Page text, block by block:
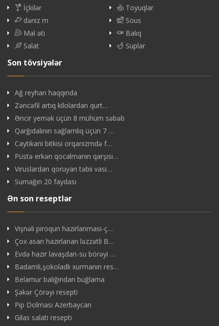
İçkilər
Toyuqlar
dəniz m
Sous
Mal əti
Balıq
Salat
Suplar
Son tövsiyələr
Ağ reyhan haqqında
Zəncəfil artıq kilolardan qurt…
Əncir yemək üçün 8 mühüm səbəb
Qarğıdalının sağlamlıq üçün 7 …
Caytikani bitkisi orqanizmdə f…
Püstə erkən qocalmanın qarşısı…
Viruslardan qoruyan təbii vasi…
Sumağın 20 faydası
Ən son reseptlər
Vişnəli piroqun hazirlanmasi-ç…
Çox asan hazirlanan ləzzətli B…
Evdə hazir lavaşdan-su börəyi …
Badamli,şokoladlı xurmanın res…
Belamur baliğindan buğlama
Şəkər Çörəyi resepti
Pip Dolması Azerbaycan
Gilas salati resepti